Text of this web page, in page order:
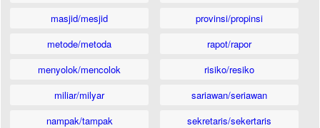
masjid/mesjid
metode/metoda
menyolok/mencolok
miliar/milyar
nampak/tampak
provinsi/propinsi
rapot/rapor
risiko/resiko
sariawan/seriawan
sekretaris/sekertaris